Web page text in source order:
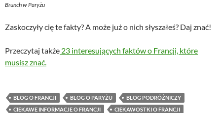
Brunch w Paryżu
Zaskoczyły cię te fakty? A może już o nich słyszałeś? Daj znać!
Przeczytaj także 23 interesujących faktów o Francji, które
musisz znać.
BLOG O FRANCJI BLOG O PARYŻU
BLOG PODRÓŻNICZY
CIEKAWE INFORMACJE O FRANCJI
CIEKAWOSTKI O FRANCJI